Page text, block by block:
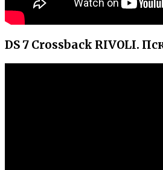
DS 7 Crossback RIVOLI.